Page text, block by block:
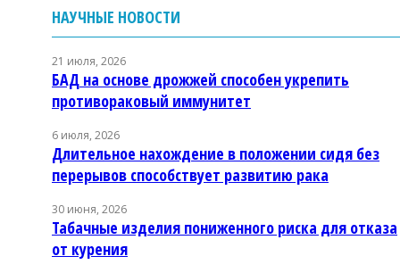
НАУЧНЫЕ НОВОСТИ
21 июля, 2026
БАД на основе дрожжей способен укрепить
противораковый иммунитет
6 июля, 2026
Длительное нахождение в положении сидя без
перерывов способствует развитию рака
30 июня, 2026
Табачные изделия пониженного риска для отказа
от курения